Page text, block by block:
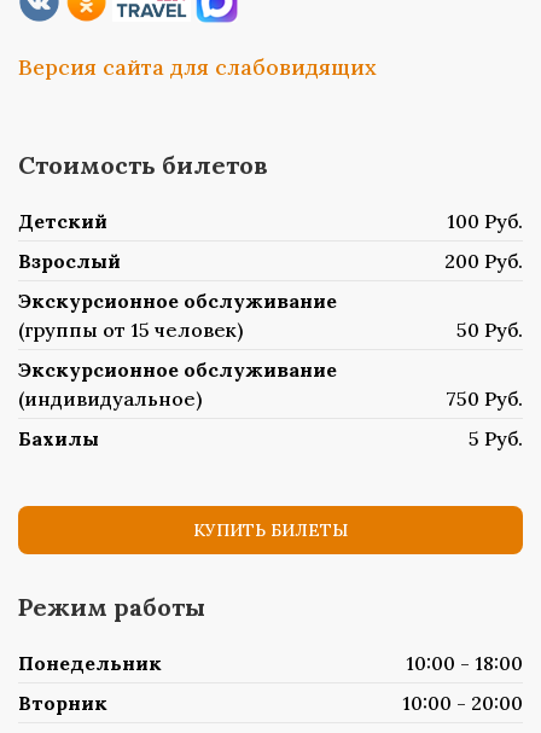
Версия сайта для слабовидящих
Стоимость билетов
Детский
100 Руб.
Взрослый
200 Руб.
Экскурсионное обслуживание
(группы от 15 человек)
50 Руб.
Экскурсионное обслуживание
(индивидуальное)
750 Руб.
Бахилы
5 Руб.
КУПИТЬ БИЛЕТЫ
Режим работы
Понедельник
10:00 - 18:00
Вторник
10:00 - 20:00